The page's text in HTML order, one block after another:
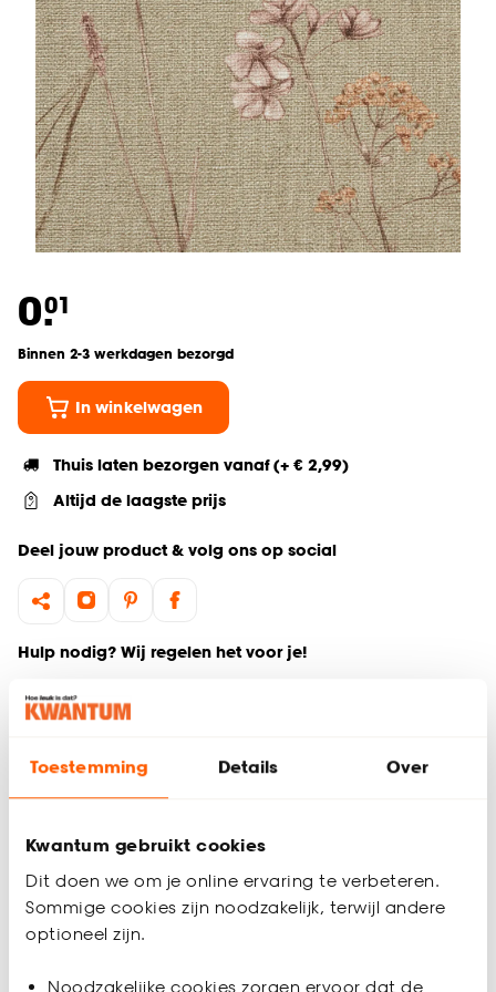
Toestemming Details Over
Kwantum gebruikt cookies
Dit doen we om je online ervaring te verbeteren.
Sommige cookies zijn noodzakelijk, terwijl andere
optioneel zijn.
Noodzakelijke cookies zorgen ervoor dat de
0.01
Binnen 2-3 werkdagen bezorgd
In winkelwagen
Thuis laten bezorgen vanaf (+ € 2,99)
Altijd de laagste prijs
Deel jouw product & volg ons op social
Hulp nodig? Wij regelen het voor je!
Productomschrijving
Wil je zeker weten dat deze gordijnstof bij de rest van jouw
en bekijk of vergelijk eenvoudig welke gordijnstof jouw
favoriet is. Zo ben je 100% zeker van de juiste keuze. De
kleurstalen worden binnen 2 à 3 werkdagen thuisbezorgd en
passen door de brievenbus. Afmeting staal Gordijn: 13 x 26